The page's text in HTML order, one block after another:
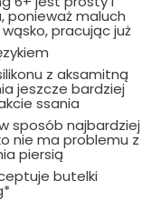
ponieważ maluch
pracując już
z aksamitną
jeszcze bardziej
ssania
sposób najbardziej
nie ma problemu z
piersią
butelki